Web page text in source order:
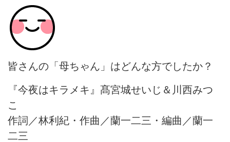
皆さんの「母ちゃん」はどんな方でしたか？
『今夜はキラメキ』髙宮城せいじ＆川西みつ
こ
作詞／林利紀・作曲／蘭一二三・編曲／蘭一
二三